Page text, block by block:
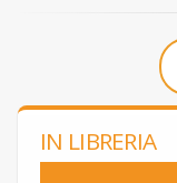
IN LIBRERIA